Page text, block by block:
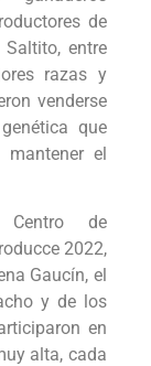
de
entre
razas y
venderse
que
el
Centro de
2022,
Gaucín, el
y de los
en
alta, cada